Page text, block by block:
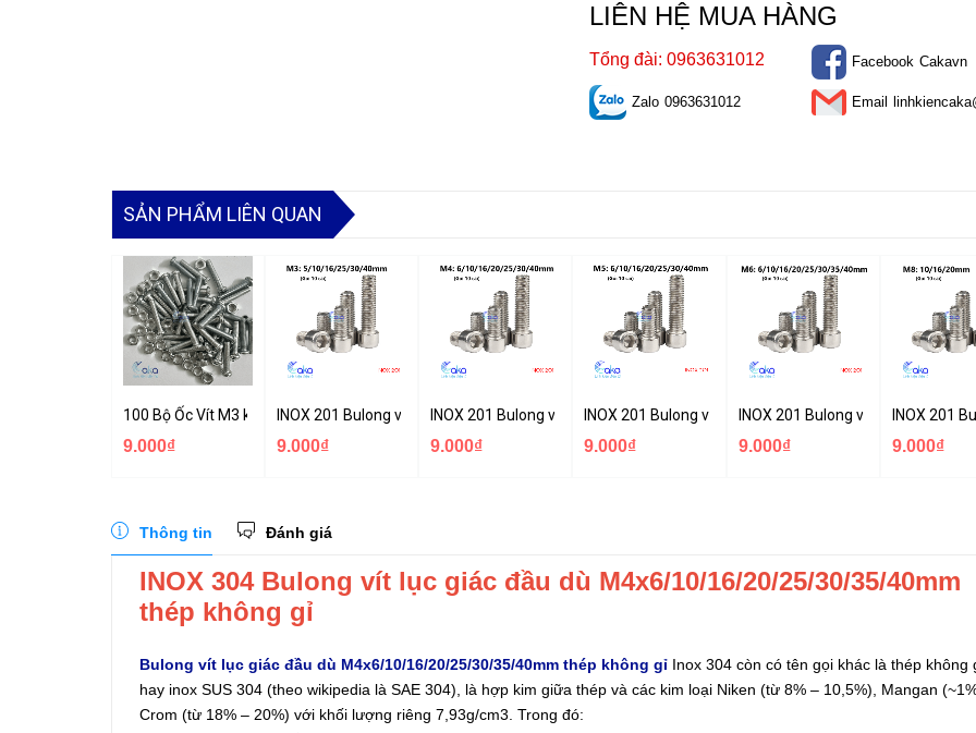
LIÊN HỆ MUA HÀNG
Tổng đài: 0963631012
Zalo 0963631012
Facebook Cakavn
Email
SẢN PHẨM LIÊN QUAN
100 Bộ Ốc Vít M3 kích thước tùy chọn
9.000₫
INOX 201 Bulong vít lục giác đầu trụ M3x5/10/16/25/30/40mm thép không gỉ
9.000₫
INOX 201 Bulong vít lục giác đầu trụ M4x6/10/16/20/25/30/40mm thép không
9.000₫
INOX 201 Bulong vít lục giác đầu trụ M5x6/10/16/20/25/
9.000₫
INOX 201 Bulong vít lục giác
9.000₫
INOX 201
9.000₫
Thông tin Đánh giá
INOX 304 Bulong vít lục giác đầu dù M4x6/10/16/20/25/30/35/40mm
thép không gỉ
Bulong vít lục giác đầu dù M4x6/10/16/20/25/30/35/40mm thép không gỉ Inox 304 còn có tên gọi khác là thép không
hay inox SUS 304 (theo wikipedia là SAE 304), là hợp kim giữa thép và các kim loại Niken (từ 8% – 10,5%), Mangan
Crom (từ 18% – 20%) với khối lượng riêng 7,93g/cm3. Trong đó: